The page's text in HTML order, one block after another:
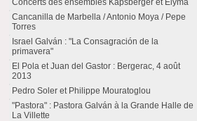
Concerts des ensembles Kapsberger et Elyma
Cancanilla de Marbella / Antonio Moya / Pepe
Torres
Israel Galván : "La Consagración de la
primavera"
El Pola et Juan del Gastor : Bergerac, 4 août
2013
Pedro Soler et Philippe Mouratoglou
"Pastora" : Pastora Galván à la Grande Halle de
La Villette